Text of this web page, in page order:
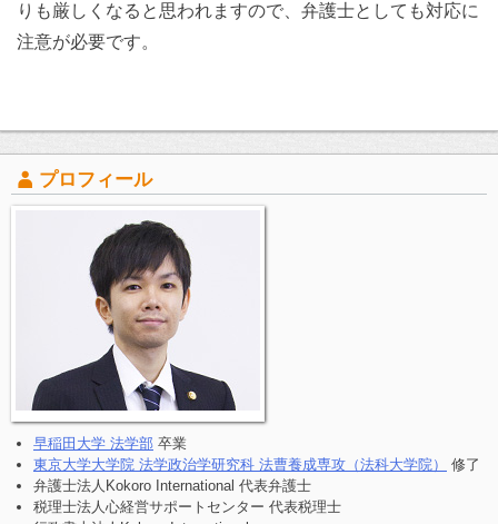
りも厳しくなると思われますので、弁護士としても対応に
注意が必要です。
プロフィール
早稲田大学 法学部 卒業
東京大学大学院 法学政治学研究科 法曹養成専攻（法科大学院）
修了
弁護士法人Kokoro International 代表弁護士
税理士法人心経営サポートセンター 代表税理士